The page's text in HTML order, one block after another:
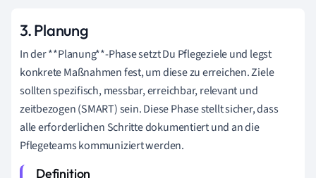
3. Planung
In der **Planung**-Phase setzt Du Pflegeziele und legst
konkrete Maßnahmen fest, um diese zu erreichen. Ziele
sollten spezifisch, messbar, erreichbar, relevant und
zeitbezogen (SMART) sein. Diese Phase stellt sicher, dass
alle erforderlichen Schritte dokumentiert und an die
Pflegeteams kommuniziert werden.